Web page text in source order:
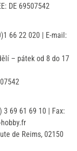
DE 69507542
66 22 020 | E-mail:
– pátek od 8 do 17
3 69 61 69 10 | Fax:
de Reims, 02150